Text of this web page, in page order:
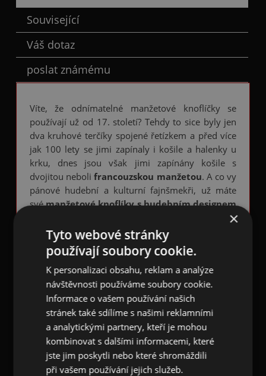
Související
Váš dotaz
poslat známému
Víte, že odnímatelné manžetové knoflíčky se
používají už od 17. století? Tehdy to sice byly jen
dva kruhové terčíky spojené řetízkem a před více
jak 100 lety se jimi zapínaly i košile a halenky u
krku, dnes jsou však jimi zapínány košile s
dvojitou nebolifrancouzskou manžetou. A co vy
pánové hudební a kulturní fajnšmekři, už máte
svémanžetové knoflíky s hudebním designem
kytary, basy, bicích, trubky, saxofonu,
klavíru, nebo universálních not či houslového
? Nemusíte pořád nosit jen obyčejné fádní
knoflíčky, vtiskněte Vašemu společenskému
obleku originalitu.
Tyto stříbrnémanžetové knoflíčky ve tvaru
šestnáctinových notjsou vyrobeny ze slitiny
kovů. Knoflíček je dlouhý 1,7 cm a vysoký 2,0 cm.
Knoflíčky jsou baleny do dárkového ozdobného
stahovacícho sáčku - pytlíčku.
×
Tyto webové stránky
používají soubory cookie.
K personalizaci obsahu, reklam a analýze
návštěvnosti používáme soubory cookie.
Informace o vašem používání našich
stránek také sdílíme s našimi reklamními
a analytickými partnery, kteří je mohou
kombinovat s dalšími informacemi, které
jste jim poskytli nebo které shromáždili
při vašem používání jejich služeb.